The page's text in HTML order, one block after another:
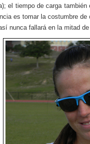
el tiempo de carga
es tomar la costumbre
nunca fallará en la mitad